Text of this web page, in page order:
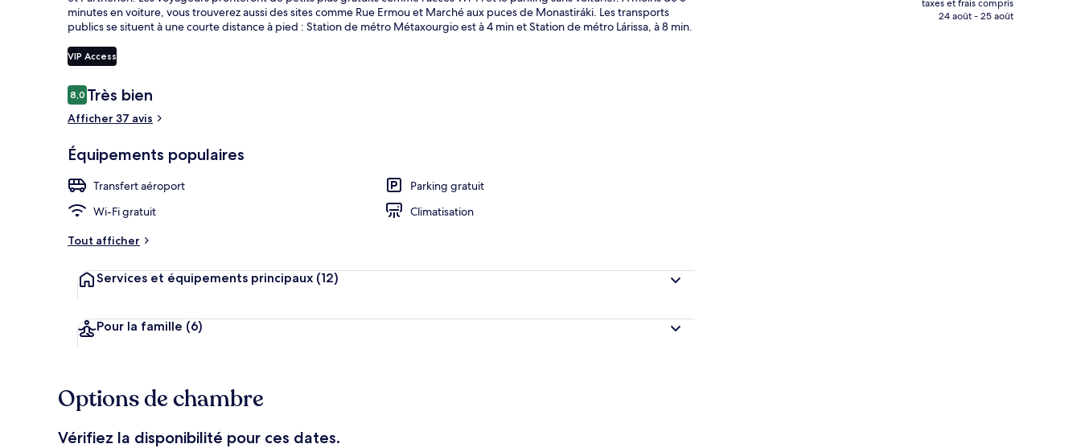
Extérieur
minutes en voiture, vous trouverez aussi des sites comme Rue Ermou et Marché aux puces de Monastiráki. Les transports
publics se situent à une courte distance à pied : Station de métro Métaxourgio est à 4 min et Station de métro Lárissa, à 8 min.
VIP Access
Avis
voyageurs
8,08,0 sur 10
Très bien
Afficher 37 avis
Équipements populaires
Transfert aéroport
Parking gratuit
Wi-Fi gratuit
Climatisation
Tout afficher
Services et équipements principaux (12)
Pour la famille (6)
actuel
taxes et frais compris
24 août - 25 août
Options de chambre
Vérifiez la disponibilité pour ces dates.